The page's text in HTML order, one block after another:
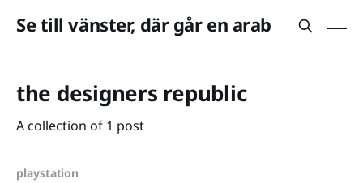
Se till vänster, där går en arab
the designers republic
A collection of 1 post
playstation